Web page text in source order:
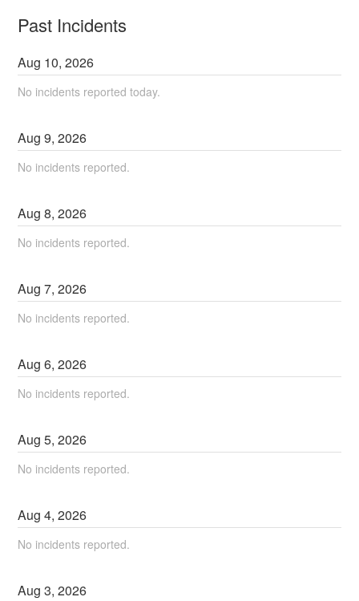
Past Incidents
Aug 10,2026
No incidents reported today.
Aug9,2026
No incidents reported.
Aug8,2026
No incidents reported.
Aug7,2026
No incidents reported.
Aug6,2026
No incidents reported.
Aug5,2026
No incidents reported.
Aug4,2026
No incidents reported.
Aug3,2026